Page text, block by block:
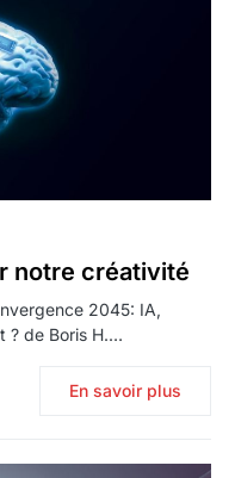
notre créativité
2045: IA,
? de Boris H.…
En savoir plus